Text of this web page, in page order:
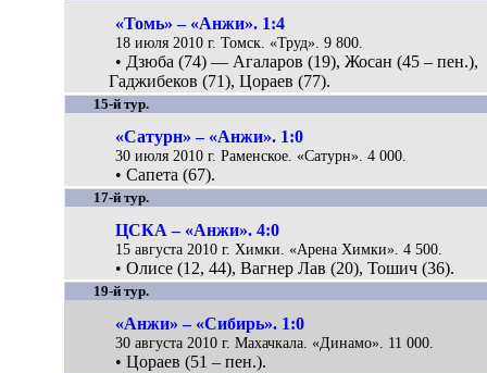
«Томь» – «Анжи». 1:4
18 июля 2010 г. Томск. «Труд». 9 800.
• Дзюба (74) — Агаларов (19), Жосан (45 – пен.),
Гаджибеков (71), Цораев (77).
15-й тур.
«Сатурн» – «Анжи». 1:0
30 июля 2010 г. Раменское. «Сатурн». 4 000.
• Сапета (67).
17-й тур.
ЦСКА – «Анжи». 4:0
15 августа 2010 г. Химки. «Арена Химки». 4 500.
• Олисе (12, 44), Вагнер Лав (20), Тошич (36).
19-й тур.
«Анжи» – «Сибирь». 1:0
30 августа 2010 г. Махачкала. «Динамо». 11 000.
• Цораев (51 – пен.).